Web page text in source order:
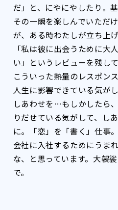
だ」と、にやにやしたり。
その一瞬を楽しんでいただ
が、ある時わたしが立ち上
「私は彼に出会うために大
い」というレビューを残し
こういった熱量のレスポン
人生に影響できている気が
しあわせを…もしかしたら
りだせている気がして、し
に。「恋」を「書く」仕事
会社に入社するためにうま
な、と思っています。大袈
で。